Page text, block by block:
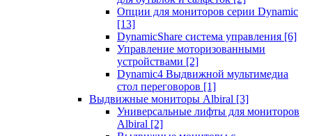
Опции для мониторов серии Dynamic
[13]
DynamicShare система управления [6]
Управление моторизованными
устройствами [2]
Dynamic4 Выдвижной мультимедиа
стол переговоров [1]
Выдвижные мониторы Albiral [3]
Универсальные лифты для мониторов
Albiral [2]